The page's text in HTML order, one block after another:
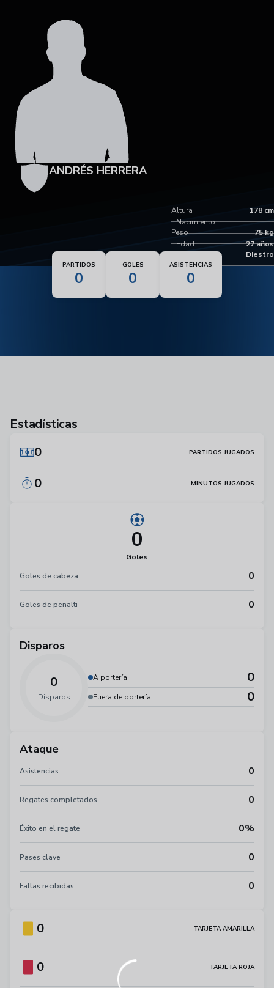
ANDRÉS HERRERA
Altura 178 cm
Peso 75 kg
Pie dominante Diestro
Nacimiento
Edad 27 años
PARTIDOS
0
GOLES
0
ASISTENCIAS
0
Estadísticas
0
PARTIDOS JUGADOS
0 MINUTOS JUGADOS
0
Goles
Goles de cabeza
0
Goles de penalti 0
Disparos
0
Disparos
A portería 0
Fuera de portería 0
Ataque
Asistencias 0
Regates completados 0
Éxito en el regate 0%
Pases clave 0
Faltas recibidas 0
0 TARJETA AMARILLA
0 TARJETA ROJA